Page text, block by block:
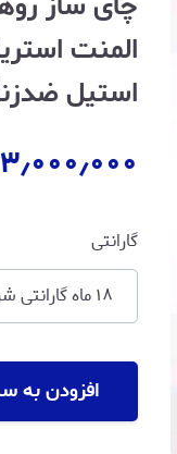
استیل ضدزنگ با ۱۸ ماه
گارانتی
۱۸ ماه گارانتی شرکتی
افزودن به